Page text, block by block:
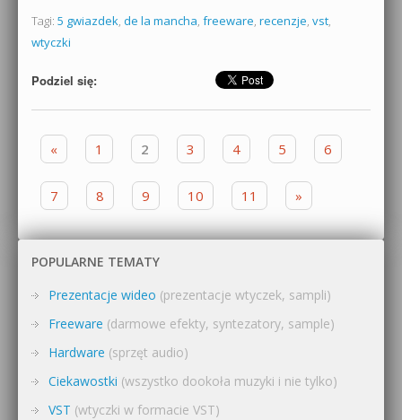
Tagi: 5 gwiazdek, de la mancha, freeware, recenzje, vst,
wtyczki
Podziel się:
Zobacz wpisy
« 1 2 3 4 5 6
7 8 9 10 11 »
POPULARNE TEMATY
Prezentacje wideo (prezentacje wtyczek, sampli)
Freeware (darmowe efekty, syntezatory, sample)
Hardware (sprzęt audio)
Ciekawostki (wszystko dookoła muzyki i nie tylko)
VST (wtyczki w formacie VST)